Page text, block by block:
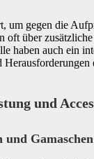
um gegen die
oft über
haben auch ein
und
und Gamaschen